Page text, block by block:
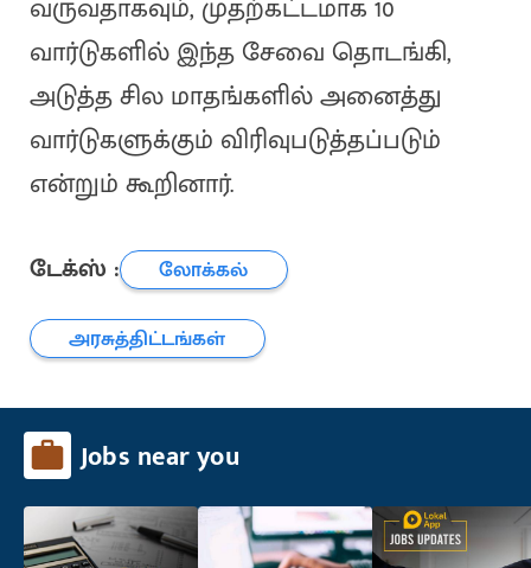
வருவதாகவும், முதற்கட்டமாக 10
வார்டுகளில் இந்த சேவை தொடங்கி,
அடுத்த சில மாதங்களில் அனைத்து
வார்டுகளுக்கும் விரிவுபடுத்தப்படும்
என்றும் கூறினார்.
டேக்ஸ் :
லோக்கல்
அரசுத்திட்டங்கள்
Jobs near you